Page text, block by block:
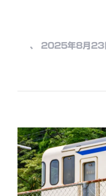
中…
、 2025年8月23